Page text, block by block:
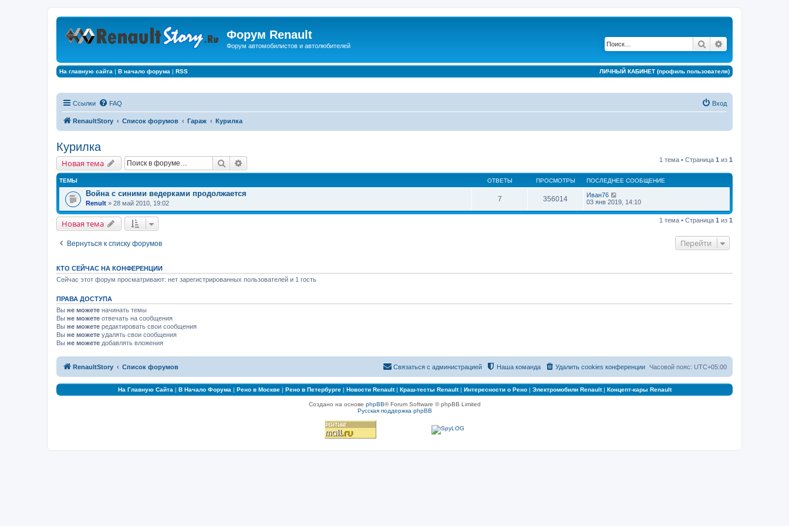
Форум Renault
Форум автомобилистов и автолюбителей Поиск
На главную сайта | В начало форума | RSS ЛИЧНЫЙ КАБИНЕТ (профиль пользователя)
Ссылки FAQ Вход
RenaultStory Список форумов Гараж Курилка
Курилка
Новая тема Поиск 1 тема • Страница 1 из 1
ТЕМЫ ОТВЕТЫ ПРОСМОТРЫ ПОСЛЕДНЕЕ СООБЩЕНИЕ
Война с синими ведерками продолжается
Renult » 28 май 2010, 19:02
7 356014
Иван76
03 янв 2019, 14:10
Новая тема 1 тема • Страница 1 из 1
Вернуться к списку форумов Перейти
КТО СЕЙЧАС НА КОНФЕРЕНЦИИ
Сейчас этот форум просматривают: нет зарегистрированных пользователей и 1 гость
ПРАВА ДОСТУПА
Вы не можете начинать темы
Вы не можете отвечать на сообщения
Вы не можете редактировать свои сообщения
Вы не можете удалять свои сообщения
Вы не можете добавлять вложения
RenaultStory Список форумов Часовой пояс: UTC+05:00
Удалить cookies конференции
Наша команда
Связаться с администрацией
На Главную Сайта | В Начало Форума | Рено в Москве| Рено в Петербурге| Новости Renault| Краш-тесты Renault| Интересности о Рено| Электромобили Renault| Концепт-кары Renault
Создано на основе phpBB® Forum Software © phpBB Limited
Русская поддержка phpBB